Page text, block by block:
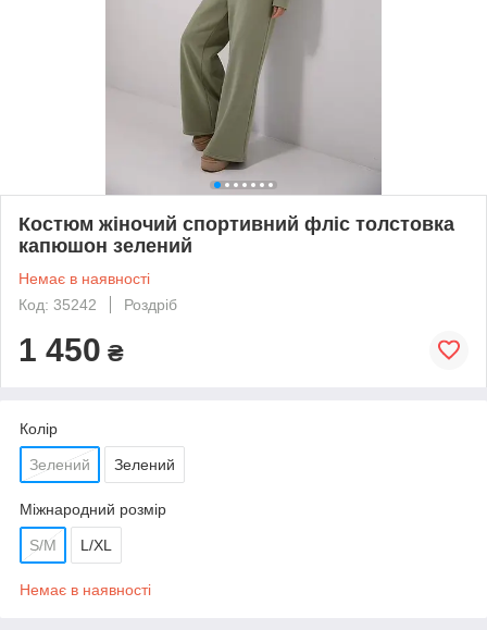
Костюм жіночий спортивний фліс толстовка
капюшон зелений
Немає в наявності
Код: 35242
Роздріб
1 450 ₴
Колір
Зелений Зелений
Міжнародний розмір
S/M L/XL
Немає в наявності